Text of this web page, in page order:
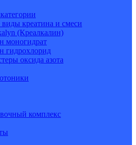
виды креатина и смеси
(Креалкалин)
моногидрат
гидрохлорид
оксида азота
комплекс